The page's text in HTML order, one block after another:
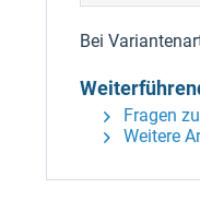
Bei
Fragen
Weitere